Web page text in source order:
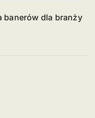
banerów dla branży